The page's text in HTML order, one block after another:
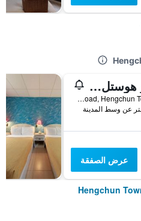
'''0كو هوستل 4 4444
No. 195, Kenting Road, Hengchun Township, تايوان
عرض الصفقة